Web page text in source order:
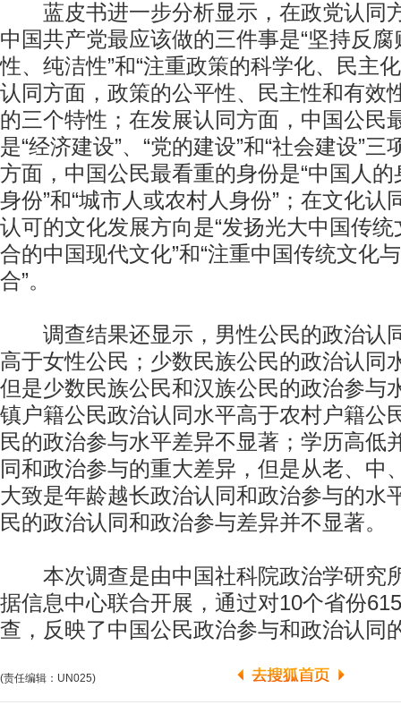
蓝皮书进一步分析显示，在政党认同
中国共产党最应该做的三件事是“坚持反腐
性、纯洁性”和“注重政策的科学化、民主
认同方面，政策的公平性、民主性和有效
的三个特性；在发展认同方面，中国公民
是“经济建设”、“党的建设”和“社会建设”
方面，中国公民最看重的身份是“中国人的
身份”和“城市人或农村人身份”；在文化认
认可的文化发展方向是“发扬光大中国传统
合的中国现代文化”和“注重中国传统文化
合”。
调查结果还显示，男性公民的政治认
高于女性公民；少数民族公民的政治认同
但是少数民族公民和汉族公民的政治参与
镇户籍公民政治认同水平高于农村户籍公
民的政治参与水平差异不显著；学历高低
同和政治参与的重大差异，但是从老、中
大致是年龄越长政治认同和政治参与的水
民的政治认同和政治参与差异并不显著。
本次调查是由中国社科院政治学研究
据信息中心联合开展，通过对10个省份
查，反映了中国公民政治参与和政治认同
(责任编辑：UN025)